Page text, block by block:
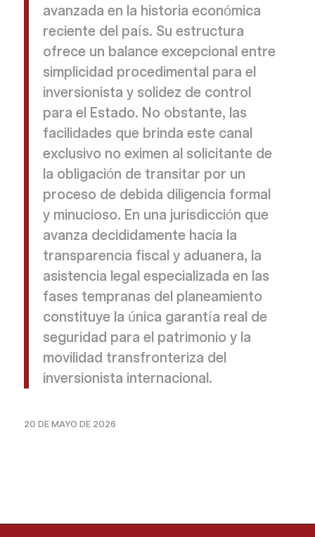
avanzada en la historia económica
reciente del país. Su estructura
ofrece un balance excepcional entre
simplicidad procedimental para el
inversionista y solidez de control
para el Estado. No obstante, las
facilidades que brinda este canal
exclusivo no eximen al solicitante de
la obligación de transitar por un
proceso de debida diligencia formal
y minucioso. En una jurisdicción que
avanza decididamente hacia la
transparencia fiscal y aduanera, la
asistencia legal especializada en las
fases tempranas del planeamiento
constituye la única garantía real de
seguridad para el patrimonio y la
movilidad transfronteriza del
inversionista internacional.
20 DE MAYO DE 2026